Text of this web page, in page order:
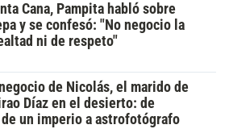
Cana, Pampita habló sobre
y se confesó: "No negocio la
ni de respeto"
de Nicolás, el marido de
Díaz en el desierto: de
de un imperio a astrofotógrafo